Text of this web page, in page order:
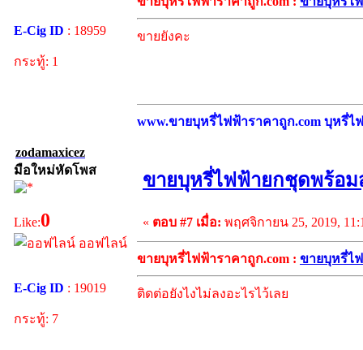
E-Cig ID : 18959
กระทู้: 1
ขายยังคะ
www.ขายบุหรี่ไฟฟ้าราคาถูก.com บุหรี่ไ
zodamaxicez
มือใหม่หัดโพส
Like:0
ออฟไลน์
E-Cig ID : 19019
กระทู้: 7
ขายบุหรี่ไฟฟ้ายกชุดพร้อ
« ตอบ #7 เมื่อ: พฤศจิกายน 25, 2019,
ขายบุหรี่ไฟฟ้าราคาถูก.com : ขายบุหรี่ไ
ติดต่อยังไงไม่ลงอะไรไว้เลย